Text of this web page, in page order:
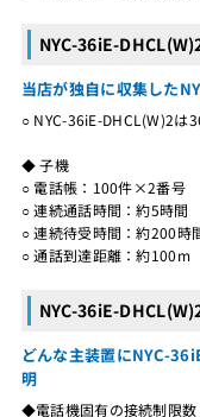
NYC-36iE-
当店が独自に収集した
○ NYC-36iE-DHCL(W)2は
◆ 子機
○ 電話帳：100件×2番号
○ 連続通話時間：約5時間
○ 連続待受時間：約200時
○ 通話到達距離：約100m
NYC-36iE-
どんな主装置にNYC-
明
◆電話機固有の接続制限数